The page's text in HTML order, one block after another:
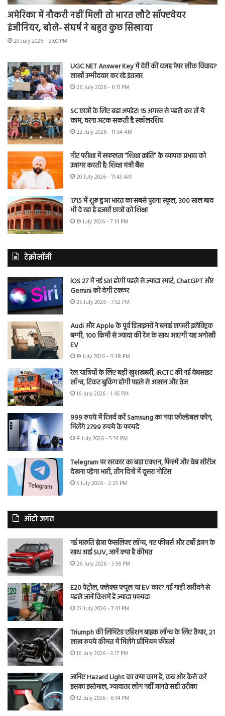
अमेरिका में नौकरी नहीं मिली तो भारत लौटे सॉफ्टवेयर
इंजीनियर, बोले- संघर्ष ने बहुत कुछ सिखाया
29 July 2026 - 8:00 PM
UGC NET Answer Key में देरी की वजह पेपर लीक विवाद?
लाखों उम्मीदवार कर रहे इंतजार
26 July 2026 - 6:11 PM
SC छात्रों के लिए बड़ा अपडेट! 15 अगस्त से पहले कर लें ये
काम, वरना अटक सकती है स्कॉलरशिप
22 July 2026 - 11:54 AM
नीट परीक्षा में सफलता “शिक्षा क्रांति” के व्यापक प्रभाव को
उजागर करती है: शिक्षा मंत्री बैंस
20 July 2026 - 11:43 AM
1715 में शुरू हुआ भारत का सबसे पुराना स्कूल, 300 साल बाद
भी दे रहा है हजारों छात्रों को शिक्षा
19 July 2026 - 7:14 PM
टेक्नोलॉजी
iOS 27 में नई Siri होगी पहले से ज्यादा स्मार्ट, ChatGPT और
Gemini को देगी टक्कर
25 July 2026 - 7:52 PM
Audi और Apple के पूर्व डिजाइनरों ने बनाई लग्जरी इलेक्ट्रिक
बग्गी, 100 किमी से ज्यादा की रेंज के साथ आएगी यह अनोखी
EV
19 July 2026 - 4:48 PM
रेल यात्रियों के लिए बड़ी खुशखबरी, IRCTC की नई वेबसाइट
लॉन्च, टिकट बुकिंग होगी पहले से आसान और तेज
16 July 2026 - 1:45 PM
999 रुपये में रिजर्व करें Samsung का नया फोल्डेबल फोन,
मिलेंगे 2799 रुपये के फायदे
8 July 2026 - 5:54 PM
Telegram पर सरकार का बड़ा एक्शन, फिल्में और वेब सीरीज
देखना पड़ेगा भारी, तीन दिनों में दूसरा नोटिस
5 July 2026 - 2:25 PM
ऑटो जगत
नई मारुति ब्रेजा फेसलिफ्ट लॉन्च, नए फीचर्स और टर्बो इंजन के
साथ आई SUV, जानें क्या है कीमत
26 July 2026 - 3:56 PM
E20 पेट्रोल, फ्लेक्स फ्यूल या EV कार? नई गाड़ी खरीदने से
पहले जानें किसमें है ज्यादा फायदा
23 July 2026 - 7:41 PM
Triumph की लिमिटेड एडिशन बाइक लॉन्च के लिए तैयार, 21
लाख रुपये कीमत में मिलेंगे प्रीमियम फीचर्स
16 July 2026 - 3:17 PM
जानिए Hazard Light का क्या काम है, कब और कैसे करें
इसका इस्तेमाल, ज्यादातर लोग नहीं जानते सही तरीका
12 July 2026 - 6:14 PM